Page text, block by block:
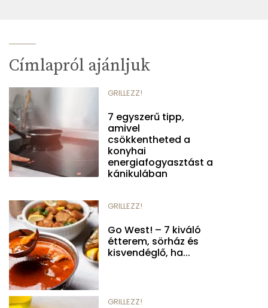
Címlapról ajánljuk
GRILLEZZ!
7 egyszerű tipp,
amivel
csökkentheted a
konyhai
energiafogyasztást a
kánikulában
GRILLEZZ!
Go West! – 7 kiváló
étterem, sörház és
kisvendéglő, ha...
GRILLEZZ!